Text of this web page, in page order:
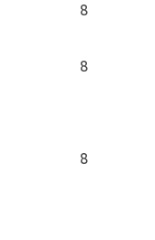
8
8
8